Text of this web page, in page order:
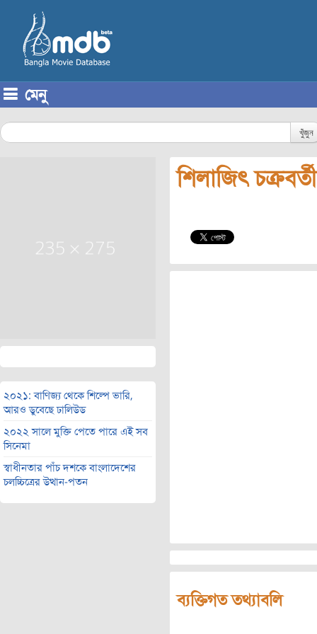
মেনু
খুঁজুন
২০২১: বাণিজ্য থেকে শিল্পে ভারি,
আরও ডুবেছে ঢালিউড
২০২২ সালে মুক্তি পেতে পারে এই সব
সিনেমা
স্বাধীনতার পাঁচ দশকে বাংলাদেশের
চলচ্চিত্রের উত্থান-পতন
শিলাজিৎ চক্রবর্তী
ব্যক্তিগত তথ্যাবলি